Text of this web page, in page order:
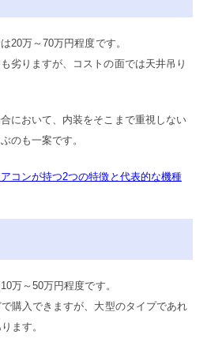
20万～70万円程度です。
劣りますが、コストの面では天井吊り
において、内装をそこまで重視しない
のも一案です。
コンが持つ2つの特徴と代表的な機種
万～50万円程度です。
購入できますが、大型のタイプであれ
ます。